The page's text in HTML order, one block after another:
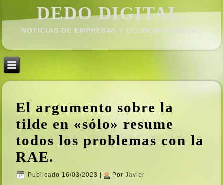
DEDO DIGITAL.
NOTICIAS DE EMPRESAS Y ECONOMÍ­A DIGITAL
El argumento sobre la
tilde en «sólo» resume
todos los problemas con la
RAE.
Publicado 16/03/2023 Por Javier